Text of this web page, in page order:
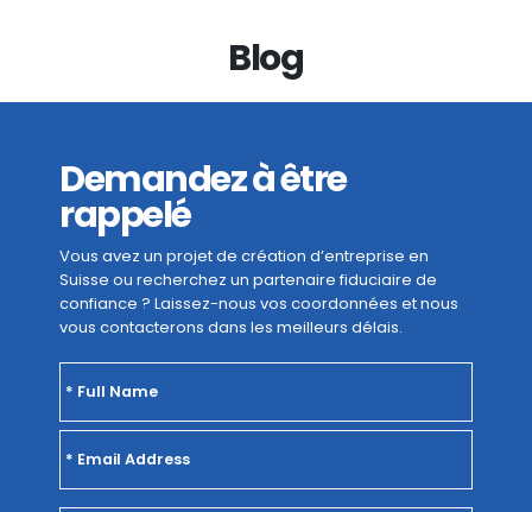
Blog
Demandez à être
rappelé
Vous avez un projet de création d’entreprise en
Suisse ou recherchez un partenaire fiduciaire de
confiance ? Laissez-nous vos coordonnées et nous
vous contacterons dans les meilleurs délais.